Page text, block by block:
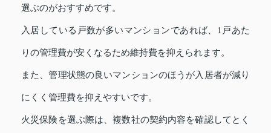
選ぶのがおすすめです。
入居している戸数が多いマンションであれば、1戸あた
りの管理費が安くなるため維持費を抑えられます。
また、管理状態の良いマンションのほうが入居者が減り
にくく管理費を抑えやすいです。
火災保険を選ぶ際は、複数社の契約内容を確認してとく